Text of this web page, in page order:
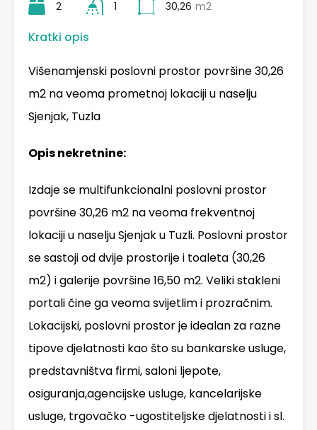
2 1 30,26 m2
Kratki opis
Višenamjenski poslovni prostor površine 30,26
m2 na veoma prometnoj lokaciji u naselju
Sjenjak, Tuzla
Opis nekretnine:
Izdaje se multifunkcionalni poslovni prostor
površine 30,26 m2 na veoma frekventnoj
lokaciji u naselju Sjenjak u Tuzli. Poslovni prostor
se sastoji od dvije prostorije i toaleta (30,26
m2) i galerije površine 16,50 m2. Veliki stakleni
portali čine ga veoma svijetlim i prozračnim.
Lokacijski, poslovni prostor je idealan za razne
tipove djelatnosti kao što su bankarske usluge,
predstavništva firmi, saloni ljepote,
osiguranja,agencijske usluge, kancelarijske
usluge, trgovačko -ugostiteljske djelatnosti i sl.